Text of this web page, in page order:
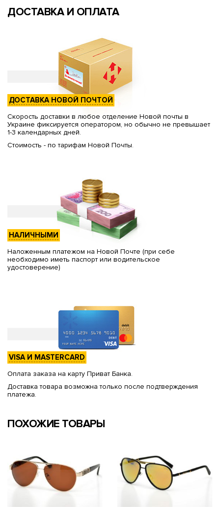
ДОСТАВКА И ОПЛАТА
ДОСТАВКА НОВОЙ ПОЧТОЙ
Скорость доставки в любое отделение Новой почты в
Украине фиксируется оператором, но обычно не превышает
1-3 календарных дней.
Стоимость - по тарифам Новой Почты.
НАЛИЧНЫМИ
Наложенным платежом на Новой Почте (при себе
необходимо иметь паспорт или водительское
удостоверение)
VISA И MASTERCARD
Оплата заказа на карту Приват Банка.
Доставка товара возможна только после подтверждения
платежа.
ПОХОЖИЕ ТОВАРЫ